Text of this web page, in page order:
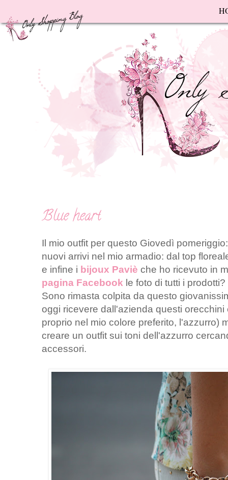
Blue heart
Il mio outfit per questo Giovedì
nuovi arrivi nel mio armadio: dal top
e infine i bijoux Paviè che ho ricevuto in
pagina Facebook le foto di tutti i
Sono rimasta colpita da questo
oggi ricevere dall'azienda questi
proprio nel mio colore preferito, l'azzurro)
creare un outfit sui toni dell'azzurro
accessori.